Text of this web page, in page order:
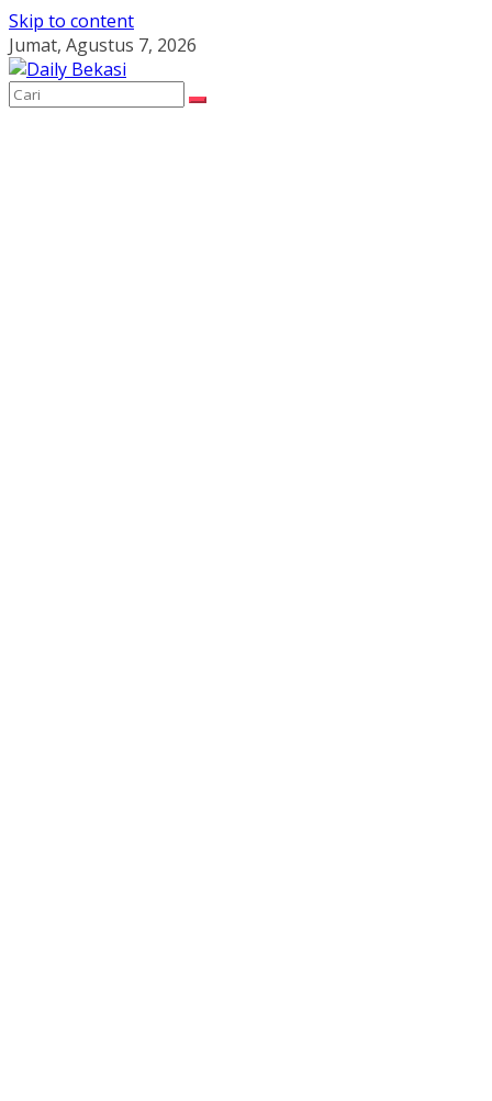
Skip to content
Jumat, Agustus 7, 2026